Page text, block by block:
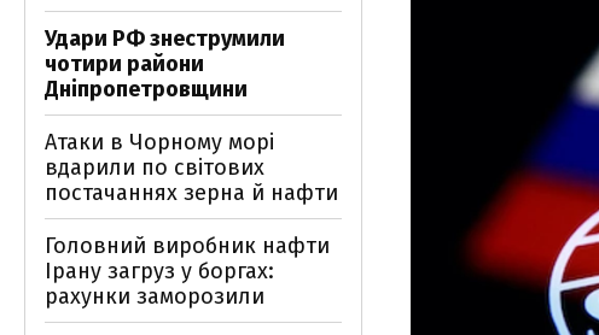
Удари РФ знеструмили
чотири райони
Дніпропетровщини
Атаки в Чорному морі
вдарили по світових
постачаннях зерна й нафти
Головний виробник нафти
Ірану загруз у боргах:
рахунки заморозили